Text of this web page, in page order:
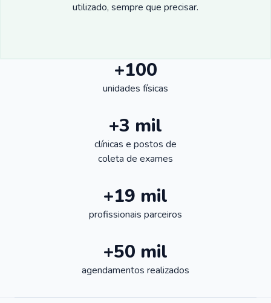
utilizado, sempre que precisar.
+100
unidades físicas
+3 mil
clínicas e postos de
coleta de exames
+19 mil
profissionais parceiros
+50 mil
agendamentos realizados